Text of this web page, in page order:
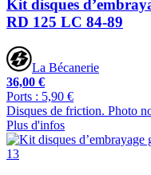
Kit disques
RD 125 LC 84-89
La Bécanerie
36,00 €
Ports : 5,90 €
Disques de friction. Photo
Plus d'infos